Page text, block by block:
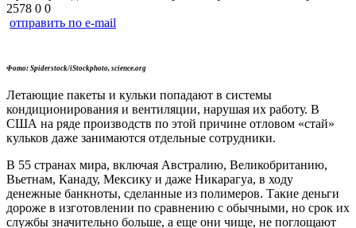
2578 0 0
отправить по e-mail
Фото: Spiderstock/iStockphoto, science.org
Летающие пакеты и кульки попадают в системы
кондиционирования и вентиляции, нарушая их работу. В
США на ряде производств по этой причине отловом «стай»
кульков даже занимаются отдельные сотрудники.
В 55 странах мира, включая Австралию, Великобританию,
Вьетнам, Канаду, Мексику и даже Никарагуа, в ходу
денежные банкноты, сделанные из полимеров. Такие деньги
дороже в изготовлении по сравнению с обычными, но срок их
службы значительно больше, а еще они чище, не поглощают